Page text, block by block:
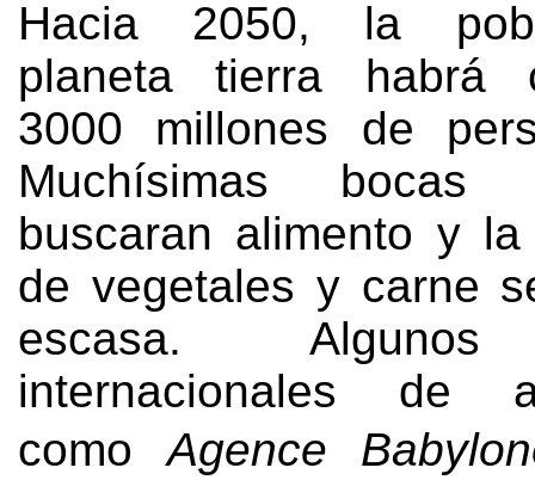
Hacia 2050, la
planeta tierra habrá
3000 millones de
Muchísimas
buscaran alimento y la
de vegetales y carne
escasa.
internacionales de
como
Agence